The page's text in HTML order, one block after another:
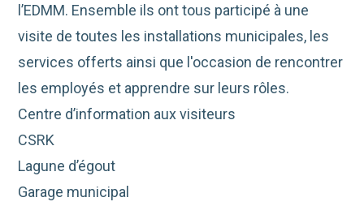
l’EDMM. Ensemble ils ont tous participé à une
visite de toutes les installations municipales, les
services offerts ainsi que l'occasion de rencontrer
les employés et apprendre sur leurs rôles.
Centre d’information aux visiteurs
CSRK
Lagune d’égout
Garage municipal